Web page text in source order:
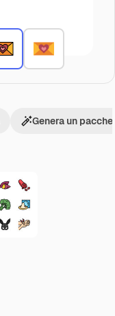
Genera un